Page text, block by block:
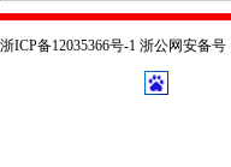
浙ICP备12035366号-1 浙公网安备号